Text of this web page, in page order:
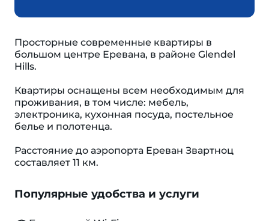
Просторные современные квартиры в
большом центре Еревана, в районе Glendel
Hills.
Квартиры оснащены всем необходимым для
проживания, в том числе: мебель,
электроника, кухонная посуда, постельное
белье и полотенца.
Расстояние до аэропорта Ереван Звартноц
составляет 11 км.
Популярные удобства и услуги